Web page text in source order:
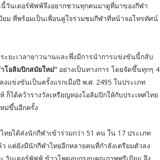
วันเดอร์พัฟฟ์จึงอยากชวนทุกคนมาดูที่มาของกีฬา
ม ที่พร้อมเป็นเพื่อนคู่ใจร่วมชมกีฬาที่หน้าจอโทรทัศน์
ะยะเวลายาวนานและพึ่งมีการนำการแข่งขันนี้กลับ
โอลิมปิกสมัยใหม่” อย่างเป็นทางการ โดยจัดขึ้นทุกๆ 4
แข่งขันเป็นครั้งแรกเมื่อปี พ.ศ. 2495 ในประเภท
ได้คว้ารางวัลเหรียญทองโอลิมปิกให้กับประเทศไทย
ม่ขึ้นอีกครั้ง
ยได้ส่งนักกีฬาเข้าร่วมกว่า 51 คน ใน 17 ประเภท
แต่ยังมีนักกีฬาไทยอีกหลายคนที่กำลังเตรียมตัวลง
วันเดอร์พัฟฟ์ ข้าวโพดอบกรอบคุณภาพพรีเมียม จึง